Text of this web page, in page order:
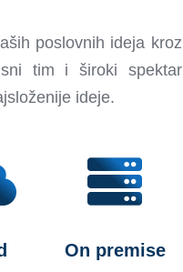
poslovnih ideja kroz
tim i široki spektar
ideje.
On premise